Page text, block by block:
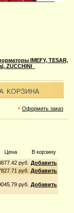
IMEFY, TESAR,
ZUCCHINI
Оформить заказ
Цена
В корзину
руб. Добавить
руб. Добавить
руб. Добавить